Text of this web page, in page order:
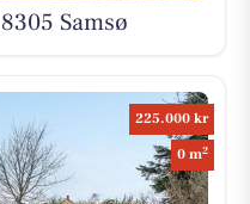
Samsø
225.000 kr
0 m2